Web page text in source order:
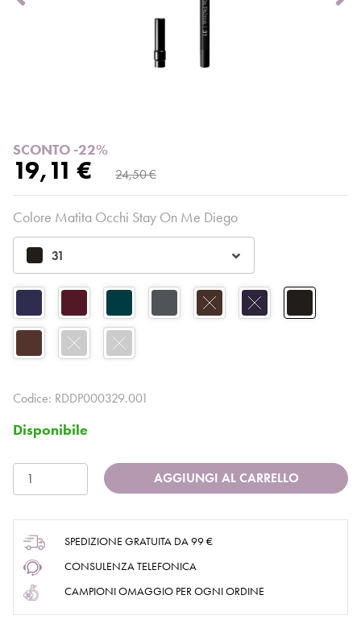
SCONTO -22%
19,11 € 24,50 €
Colore Matita Occhi Stay On Me Diego
31
Codice: RDDP000329.001
Disponibile
AGGIUNGI AL CARRELLO
SPEDIZIONE GRATUITA DA 99 €
CONSULENZA TELEFONICA
CAMPIONI OMAGGIO PER OGNI ORDINE